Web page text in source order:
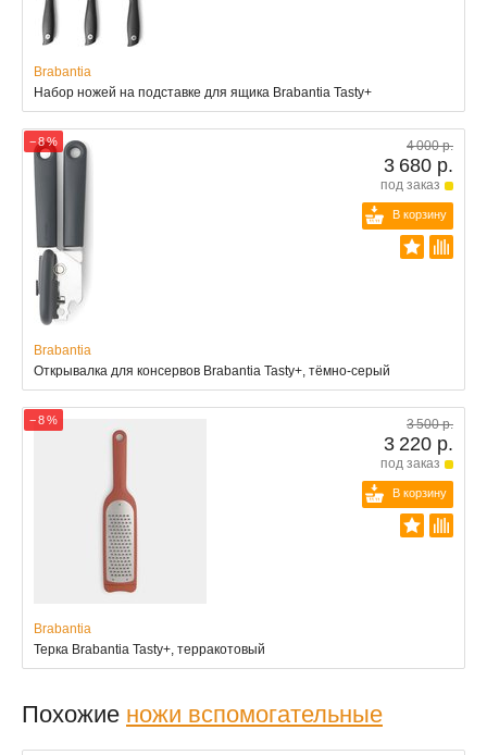
Brabantia
Набор ножей на подставке для ящика Brabantia Tasty+
− 8 % 4 000 р.
3 680 р.
под заказ
В корзину
Brabantia
Открывалка для консервов Brabantia Tasty+, тёмно-серый
− 8 % 3 500 р.
3 220 р.
под заказ
В корзину
Brabantia
Терка Brabantia Tasty+, терракотовый
Похожие ножи вспомогательные